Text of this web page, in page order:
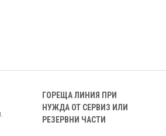
ГОРЕЩА ЛИНИЯ ПРИ
НУЖДА ОТ СЕРВИЗ ИЛИ
РЕЗЕРВНИ ЧАСТИ